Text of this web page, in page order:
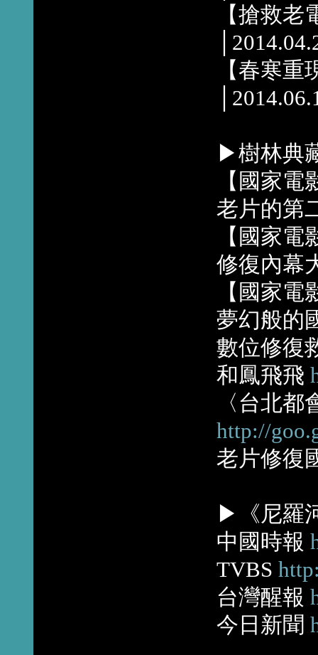
【搶救
【春寒
▶樹林典
【國家
老片的第
【國家
修復內幕
【國家
夢幻般的
數位修復
和鳳飛飛
〈台北
http://
老片修復
▶《尼羅
中國時報
TVBS
台灣醒報
今日新聞